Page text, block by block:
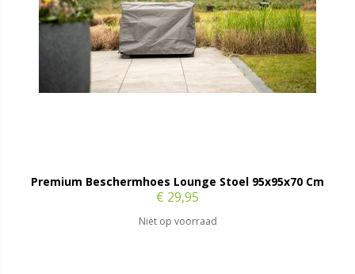
Premium Beschermhoes Lounge Stoel 95x95x70 Cm
€ 29,95
Niet op voorraad